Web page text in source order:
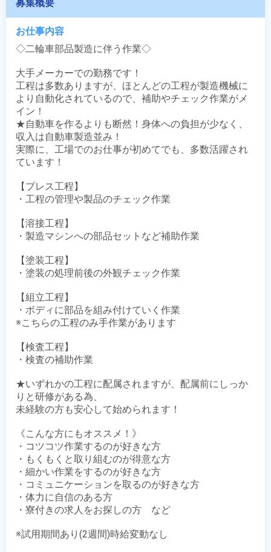
募集概要
お仕事内容
◇二輪車部品製造に伴う作業◇
大手メーカーでの勤務です！
工程は多数ありますが、ほとんどの工程が製造機械に
より自動化されているので、補助やチェック作業がメ
イン！
★自動車を作るよりも断然！身体への負担が少なく、
収入は自動車製造並み！
実際に、工場でのお仕事が初めてでも、多数活躍され
ています！
【プレス工程】
・工程の管理や製品のチェック作業
【溶接工程】
・製造マシンへの部品セットなど補助作業
【塗装工程】
・塗装の処理前後の外観チェック作業
【組立工程】
・ボディに部品を組み付けていく作業
※こちらの工程のみ手作業があります
【検査工程】
・検査の補助作業
★いずれかの工程に配属されますが、配属前にしっか
りと研修がある為、
未経験の方も安心して始められます！
《こんな方にもオススメ！》
・コツコツ作業するのが好きな方
・もくもくと取り組むのが得意な方
・細かい作業をするのが好きな方
・コミュニケーションを取るのが好きな方
・体力に自信のある方
・寮付きの求人をお探しの方　など
※試用期間あり(2週間)時給変動なし